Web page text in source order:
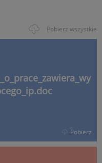
Pobierz wszystkie
Pobierz